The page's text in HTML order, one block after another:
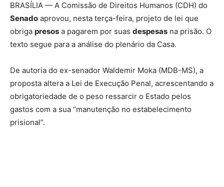
BRASÍLIA — A Comissão de Direitos Humanos (CDH) do
Senado aprovou, nesta terça-feira, projeto de lei que
obriga presos a pagarem por suas despesas na prisão. O
texto segue para a análise do plenário da Casa.
De autoria do ex-senador Waldemir Moka (MDB-MS), a
proposta altera a Lei de Execução Penal, acrescentando a
obrigatoriedade de o peso ressarcir o Estado pelos
gastos com a sua “manutenção no estabelecimento
prisional”.